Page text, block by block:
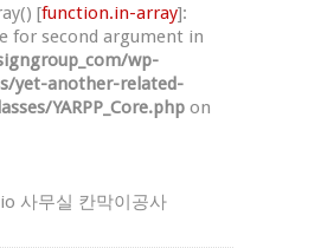
[function.in-array]:
for second argument in
wp-
yet-another-related-
YARPP_Core.php on
사무실 칸막이공사